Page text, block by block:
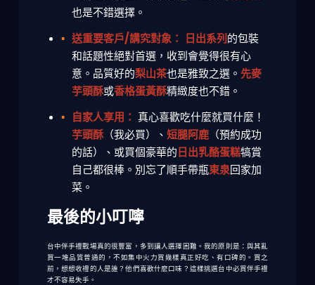
也是不錯選擇。
送重要客戶/講究對象： 日出系列的包裝
和話題性絕對首選，收到會覺得很有心
意。品質好的梨山茶也是雅致之選。 先麥
芋頭酥或香格蛋黃酥精緻度也不錯。
自家人享用： 真心喜歡吃什麼就買什麼！
芋頭酥（我必買）、 短腿阿鹿（預約成功
的話）、或買個豪華的日出乳酪蛋糕犒賞
自己都很棒。別忘了順手帶瓶東泉回家加
菜。
最後的小叮嚀
台中伴手禮戰場真的很豐富，多到讓人選擇困難。我的原則是：與其亂
買一堆品質普通的，不如集中火力買幾樣真正好吃、有口碑的。買之
前，想想收禮的人是誰？他們喜歡什麼口味？這樣挑選台中必買伴手禮
才不容易失手。